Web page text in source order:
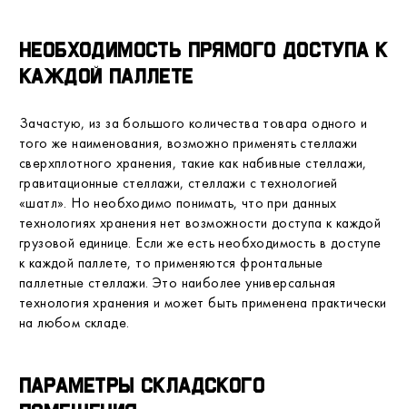
Необходимость прямого доступа к
каждой паллете
Зачастую, из за большого количества товара одного и
того же наименования, возможно применять стеллажи
сверхплотного хранения, такие как набивные стеллажи,
гравитационные стеллажи, стеллажи с технологией
«шатл». Но необходимо понимать, что при данных
технологиях хранения нет возможности доступа к каждой
грузовой единице. Если же есть необходимость в доступе
к каждой паллете, то применяются фронтальные
паллетные стеллажи. Это наиболее универсальная
технология хранения и может быть применена практически
на любом складе.
Параметры складского